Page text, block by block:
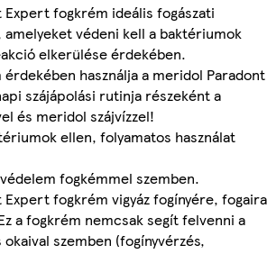
fogkrém ideális fogászati
védeni kell a baktériumok
elkerülése érdekében.
használja a meridol Paradont
szájápolási rutinja részeként a
és meridol szájvízzel!
ellen, folyamatos használat
fogkémmel szemben.
fogkrém vigyáz fogínyére, fogaira
a fogkrém nemcsak segít felvenni a
szemben (fogínyvérzés,